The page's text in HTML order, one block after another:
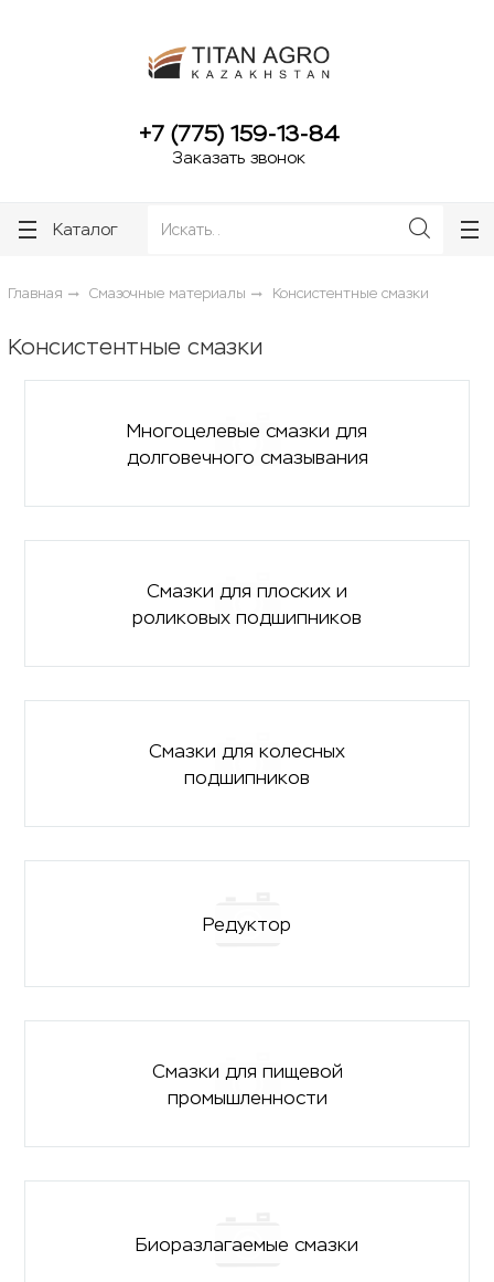
+7 (775) 159-13-84
Заказать звонок
Каталог
Главная Смазочные материалы Консистентные смазки
Консистентные смазки
Многоцелевые смазки для
долговечного смазывания
Смазки для плоских и
роликовых подшипников
Смазки для колесных
подшипников
Редуктор
Смазки для пищевой
промышленности
Биоразлагаемые смазки